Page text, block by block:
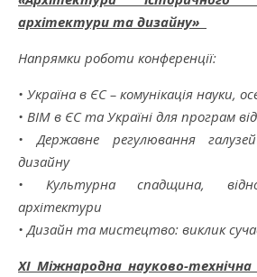
архітектури та дизайну»
Напрямки роботи конференції:
• Україна в ЄС – комунікація науки,
• ВІМ в ЄС та Україні для програм
• Державне регулювання
дизайну
• Культурна спадщина,
архітектури
• Дизайн та мистецтво: виклик
XI Міжнародна науково-технічна